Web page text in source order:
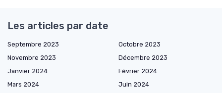
Les articles par date
Septembre 2023
Octobre 2023
Novembre 2023
Décembre 2023
Janvier 2024
Février 2024
Mars 2024
Juin 2024